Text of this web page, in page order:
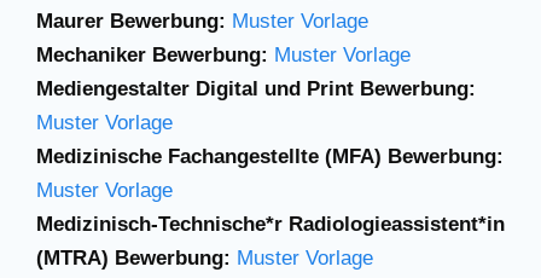
Maurer Bewerbung: Muster Vorlage
Mechaniker Bewerbung: Muster Vorlage
Mediengestalter Digital und Print Bewerbung:
Muster Vorlage
Medizinische Fachangestellte (MFA) Bewerbung:
Muster Vorlage
Medizinisch-Technische*r Radiologieassistent*in
(MTRA) Bewerbung: Muster Vorlage